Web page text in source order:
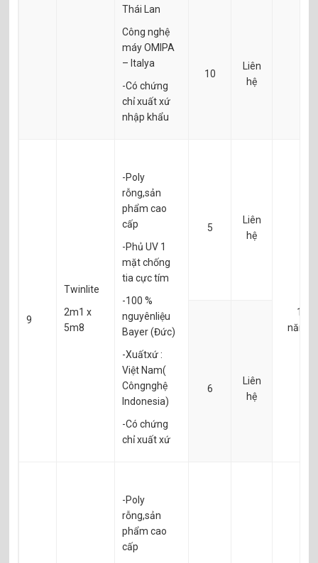
Thái Lan
Công nghệ
máy OMIPA
– Italya
-Có chứng
chỉ xuất xứ
nhập khẩu
10
Liên
hệ
9
Twinlite
2m1 x
5m8
-Poly
rỗng,sản
phẩm cao
cấp
-Phủ UV 1
mặt chống
tia cực tím
-100 %
nguyênliệu
Bayer (Đức)
-Xuấtxứ :
Việt Nam(
Côngnghệ
Indonesia)
-Có chứng
chỉ xuất xứ
5
Liên
hệ
10
năm
6
Liên
hệ
-Poly
rỗng,sản
phẩm cao
cấp